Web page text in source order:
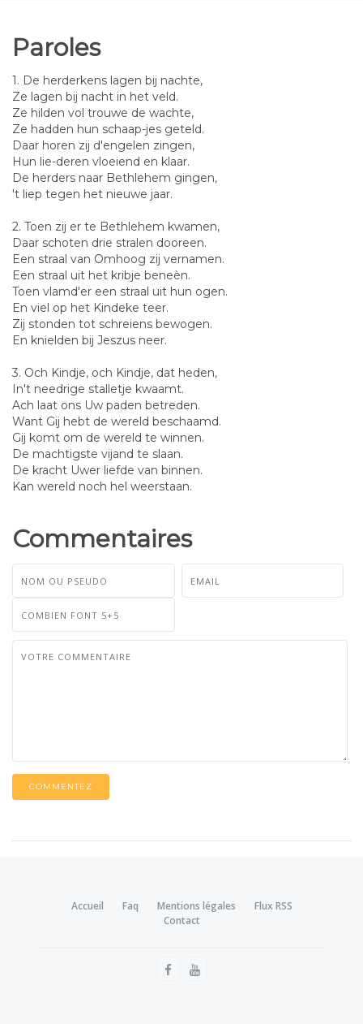
Paroles
1. De herderkens lagen bij nachte,
Ze lagen bij nacht in het veld.
Ze hilden vol trouwe de wachte,
Ze hadden hun schaap-jes geteld.
Daar horen zij d'engelen zingen,
Hun lie-deren vloeiend en klaar.
De herders naar Bethlehem gingen,
't liep tegen het nieuwe jaar.
2. Toen zij er te Bethlehem kwamen,
Daar schoten drie stralen dooreen.
Een straal van Omhoog zij vernamen.
Een straal uit het kribje beneèn.
Toen vlamd'er een straal uit hun ogen.
En viel op het Kindeke teer.
Zij stonden tot schreiens bewogen.
En knielden bij Jeszus neer.
3. Och Kindje, och Kindje, dat heden,
In't needrige stalletje kwaamt.
Ach laat ons Uw paden betreden.
Want Gij hebt de wereld beschaamd.
Gij komt om de wereld te winnen.
De machtigste vijand te slaan.
De kracht Uwer liefde van binnen.
Kan wereld noch hel weerstaan.
Commentaires
COMMENTEZ
Accueil Faq Mentions légales
Flux RSS
Contact